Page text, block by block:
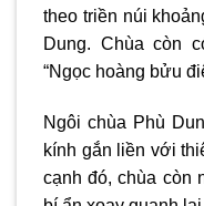
theo triền núi
Dung. Chùa còn
“Ngọc hoàng bửu
Ngôi chùa Phù
kính gắn liền với
cạnh đó, chùa còn